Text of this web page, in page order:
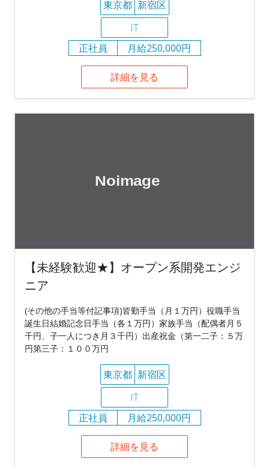
東京都 新宿区
IT
正社員
月給250,000円
詳細を見る
【未経験歓迎★】オープン系開発エンジ
ニア
(その他の手当等付記事項)皆勤手当（月１万円）役職手当
誕生日結婚記念日手当（各１万円）家族手当（配偶者月５
千円、子一人につき月３千円）出産祝金（第一二子：５万
円第三子：１００万円
東京都 新宿区
IT
正社員
月給250,000円
詳細を見る